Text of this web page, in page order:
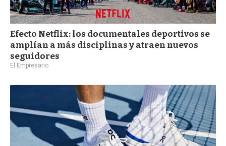
Efecto Netflix: los documentales deportivos se
amplían a más disciplinas y atraen nuevos
seguidores
El Empresario